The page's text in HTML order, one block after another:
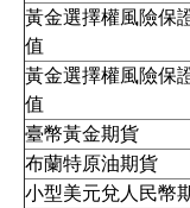
黃金選擇權風險保
值
黃金選擇權風險保
值
臺幣黃金期貨
布蘭特原油期貨
小型美元兌人民幣